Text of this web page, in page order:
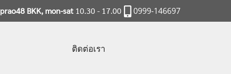
BKK, mon-sat 10.30 - 17.00 0999-146697
ติดต่อเรา